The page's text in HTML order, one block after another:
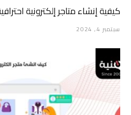
كيفية إنشاء متاجر إلكترونية
سبتمبر 4, 2024